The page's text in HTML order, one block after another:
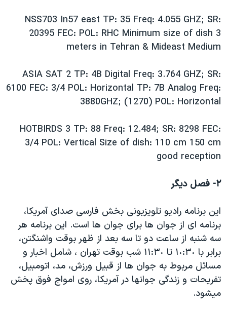
NSS703 In57 east TP: 35 Freq: 4.055 GHZ; SR:
20395 FEC: POL: RHC Minimum size of dish 3
meters in Tehran & Mideast Medium
ASIA SAT 2 TP: 4B Digital Freq: 3.764 GHZ; SR:
6100 FEC: 3/4 POL: Horizontal TP: 7B Analog Freq:
3880GHZ; (1270) POL: Horizontal
HOTBIRDS 3 TP: 88 Freq: 12.484; SR: 8298 FEC:
3/4 POL: Vertical Size of dish: 110 cm 150 cm
good reception
٢- فصل ديگر
اين برنامه راديو تلويزيونی بخش فارسی صدای آمريکا،
برنامه ای از جوان ها برای جوان ها است. اين برنامه هر
سه شنبه از ساعت دو تا سه بعد از ظهر بوقت واشنگتن،
برابر با ١٠:٣٠ تا ١١:٣٠ شب بوقت تهران ، شامل اخبار و
مسائل مربوط به جوان ها از قبيل ورزش، مد، اتومبيل،
تفريحات و زندگی جوانها در آمريکا، روی امواج فوق پخش
ميشود.